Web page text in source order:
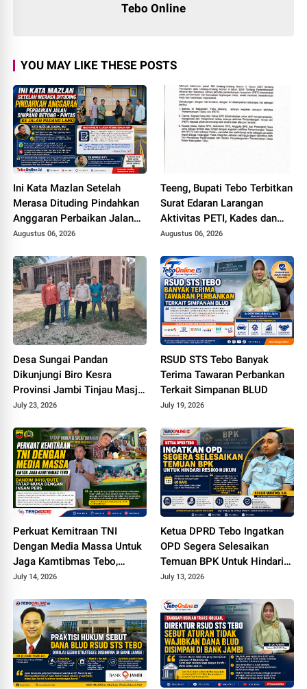
Tebo Online
YOU MAY LIKE THESE POSTS
Ini Kata Mazlan Setelah
Merasa Dituding Pindahkan
Anggaran Perbaikan Jalan
Simpang Betung - Pintas ke
Augustus 06, 2026
Teeng, Bupati Tebo Terbitkan
Surat Edaran Larangan
Aktivitas PETI, Kades dan
Perangkat Desa Yang
Augustus 06, 2026
Desa Sungai Pandan
Dikunjungi Biro Kesra
Provinsi Jambi Tinjau Masjid
Muhajirin Desa Sungai
Hibah Pemeliharaan
July 23, 2026
RSUD STS Tebo Banyak
Terima Tawaran Perbankan
Terkait Simpanan BLUD
July 19, 2026
Perkuat Kemitraan TNI
Dengan Media Massa Untuk
Jaga Kamtibmas Tebo,
Dandim 0416/Bute Tatap
July 14, 2026
Ketua DPRD Tebo Ingatkan
OPD Segera Selesaikan
Temuan BPK Untuk Hindari
Resiko Hukum
July 13, 2026